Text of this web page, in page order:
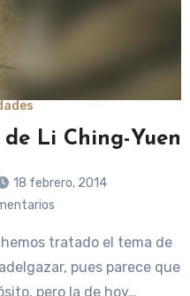
Li Ching-Yuen
18 febrero, 2014
pues parece que
pero la de hoy…